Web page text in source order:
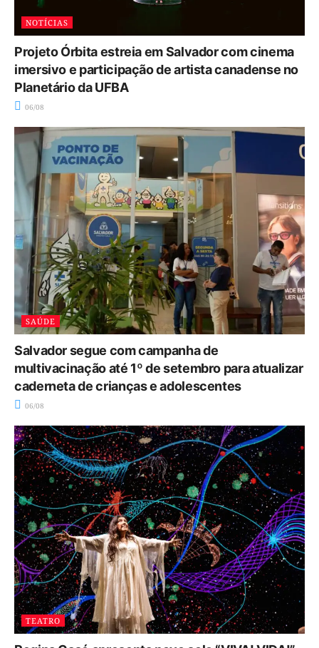
NOTÍCIAS
Projeto Órbita estreia em Salvador com cinema
imersivo e participação de artista canadense no
Planetário da UFBA
06/08
SAÚDE
Salvador segue com campanha de
multivacinação até 1º de setembro para atualizar
caderneta de crianças e adolescentes
06/08
TEATRO